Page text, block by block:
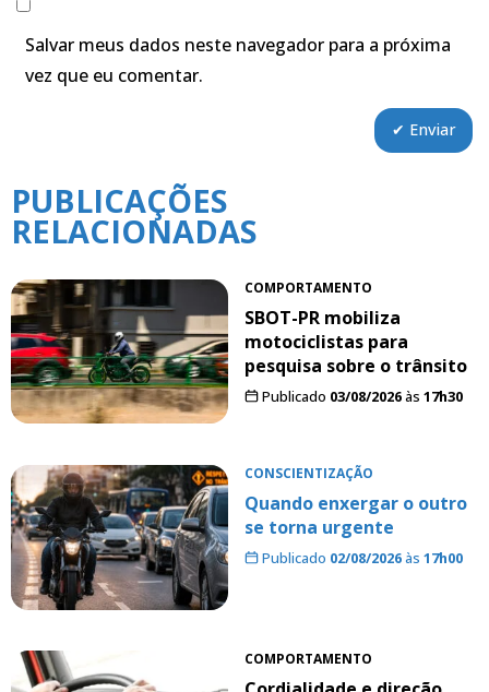
Salvar meus dados neste navegador para a próxima
vez que eu comentar.
PUBLICAÇÕES
RELACIONADAS
COMPORTAMENTO
SBOT-PR mobiliza
motociclistas para
pesquisa sobre o trânsito
Publicado 03/08/2026às 17h30
CONSCIENTIZAÇÃO
Quando enxergar o outro
se torna urgente
Publicado 02/08/2026às 17h00
COMPORTAMENTO